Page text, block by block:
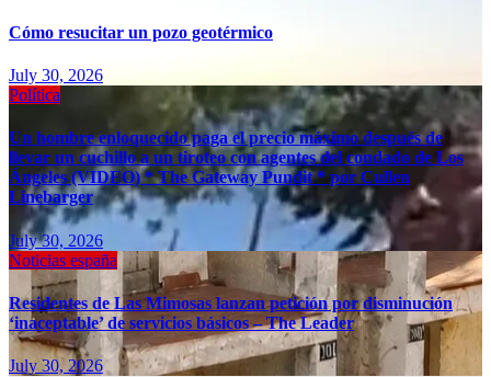
Cómo resucitar un pozo geotérmico
July 30, 2026
Política
Un hombre enloquecido paga el precio máximo después de
llevar un cuchillo a un tiroteo con agentes del condado de Los
Ángeles (VIDEO) * The Gateway Pundit * por Cullen
Linebarger
July 30, 2026
Noticias españa
Residentes de Las Mimosas lanzan petición por disminución
‘inaceptable’ de servicios básicos – The Leader
July 30, 2026